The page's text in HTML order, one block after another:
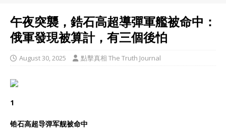
午夜突襲，鋯石高超導彈軍艦被命中：
俄軍發現被算計，有三個後怕
August 30, 2025 點擊真相 The Truth Journal
1
锆石高超导弹军舰被命中